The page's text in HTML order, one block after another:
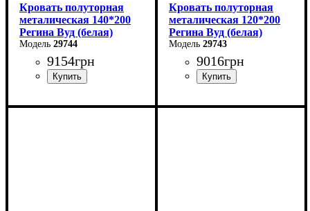
Кровать полуторная
металическая 140*200
Регина Вуд (белая)
29744
9154грн
Ширина: 140 см
Кровать полуторная
металическая 120*200
Регина Вуд (белая)
29743
9016грн
Ширина: 120 см